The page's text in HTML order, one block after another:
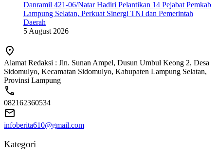
Danramil 421-06/Natar Hadiri Pelantikan 14 Pejabat Pemkab
Lampung Selatan, Perkuat Sinergi TNI dan Pemerintah
Daerah
5 August 2026
Alamat Redaksi : Jln. Sunan Ampel, Dusun Umbul Keong 2, Desa
Sidomulyo, Kecamatan Sidomulyo, Kabupaten Lampung Selatan,
Provinsi Lampung
082162360534
infoberita610@gmail.com
Kategori